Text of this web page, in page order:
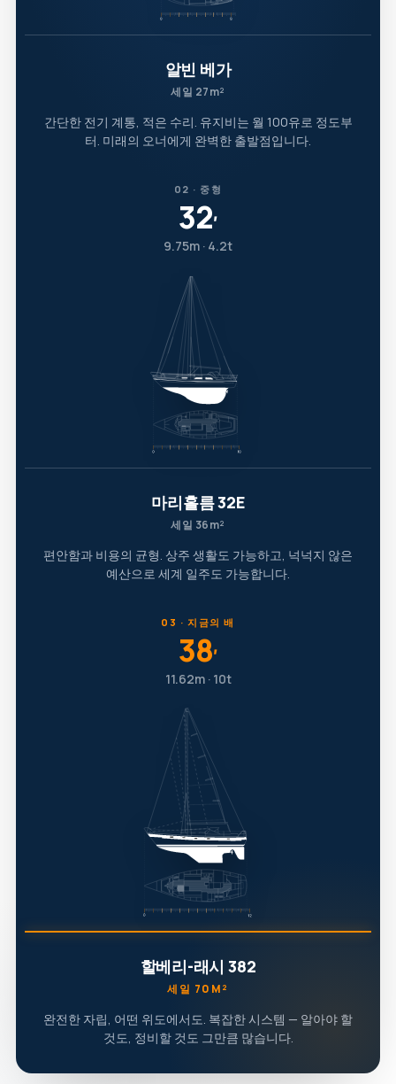
알빈 베가
세일 27m²
간단한 전기 계통, 적은 수리. 유지비는 월 100유로 정도부
터. 미래의 오너에게 완벽한 출발점입니다.
02 · 중형
32′
9.75m · 4.2t
마리홀름 32E
세일 36m²
편안함과 비용의 균형. 상주 생활도 가능하고, 넉넉지 않은
예산으로 세계 일주도 가능합니다.
03 · 지금의 배
38′
11.62m · 10t
할베리-래시 382
세일 70M²
완전한 자립, 어떤 위도에서도. 복잡한 시스템 — 알아야 할
것도, 정비할 것도 그만큼 많습니다.